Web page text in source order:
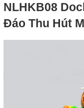
NLHKB08
Đáo Thu Hút